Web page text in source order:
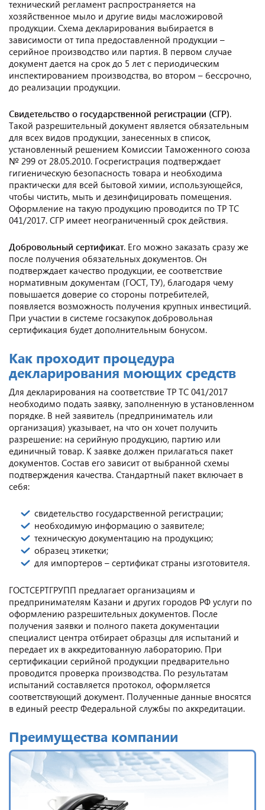
технический регламент распространяется на
хозяйственное мыло и другие виды масложировой
продукции. Схема декларирования выбирается в
зависимости от типа предоставленной продукции –
серийное производство или партия. В первом случае
документ дается на срок до 5 лет с периодическим
инспектированием производства, во втором – бессрочно,
до реализации продукции.
Свидетельство о государственной регистрации (СГР).
Такой разрешительный документ является обязательным
для всех видов продукции, занесенных в список,
установленный решением Комиссии Таможенного союза
№ 299 от 28.05.2010. Госрегистрация подтверждает
гигиеническую безопасность товара и необходима
практически для всей бытовой химии, использующейся,
чтобы чистить, мыть и дезинфицировать помещения.
Оформление на такую продукцию проводится по ТР ТС
041/2017. СГР имеет неограниченный срок действия.
Добровольный сертификат. Его можно заказать сразу же
после получения обязательных документов. Он
подтверждает качество продукции, ее соответствие
нормативным документам (ГОСТ, ТУ), благодаря чему
повышается доверие со стороны потребителей,
появляется возможность получения крупных инвестиций.
При участии в системе госзакупок добровольная
сертификация будет дополнительным бонусом.
Как проходит процедура
декларирования моющих средств
Для декларирования на соответствие ТР ТС 041/2017
необходимо подать заявку, заполненную в установленном
порядке. В ней заявитель (предприниматель или
организация) указывает, на что он хочет получить
разрешение: на серийную продукцию, партию или
единичный товар. К заявке должен прилагаться пакет
документов. Состав его зависит от выбранной схемы
подтверждения качества. Стандартный пакет включает в
себя:
свидетельство государственной регистрации;
необходимую информацию о заявителе;
техническую документацию на продукцию;
образец этикетки;
для импортеров – сертификат страны изготовителя.
ГОСТСЕРТГРУПП предлагает организациям и
предпринимателям Казани и других городов РФ услуги по
оформлению разрешительных документов. После
получения заявки и полного пакета документации
специалист центра отбирает образцы для испытаний и
передает их в аккредитованную лабораторию. При
сертификации серийной продукции предварительно
проводится проверка производства. По результатам
испытаний составляется протокол, оформляется
соответствующий документ. Полученные данные вносятся
в единый реестр Федеральной службы по аккредитации.
Преимущества компании